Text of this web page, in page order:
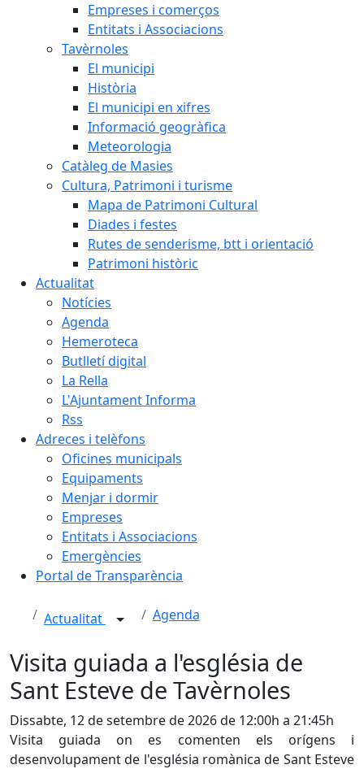
Empreses i comerços
Entitats i Associacions
Tavèrnoles
El municipi
Història
El municipi en xifres
Informació geogràfica
Meteorologia
Catàleg de Masies
Cultura, Patrimoni i turisme
Mapa de Patrimoni Cultural
Diades i festes
Rutes de senderisme, btt i orientació
Patrimoni històric
Actualitat
Notícies
Agenda
Hemeroteca
Butlletí digital
La Rella
L'Ajuntament Informa
Rss
Adreces i telèfons
Oficines municipals
Equipaments
Menjar i dormir
Empreses
Entitats i Associacions
Emergències
Portal de Transparència
Actualitat Agenda
Visita guiada a l'església de
Sant Esteve de Tavèrnoles
Dissabte, 12 de setembre de 2026 de 12:00h a 21:45h
Visita guiada on es comenten els orígens i
desenvolupament de l'església romànica de Sant Esteve